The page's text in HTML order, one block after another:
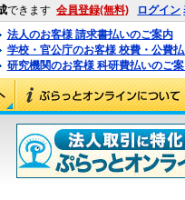
できます 会員登録(無料) ログイン
法人のお客様 請求書払いのご案内
学校・官公庁のお客様 校費・公費
研究機関のお客様 科研費払いのご